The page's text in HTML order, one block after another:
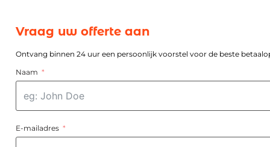
Vraag uw offerte aan
Ontvang binnen 24 uur een persoonlijk voorstel voor de beste
Naam
E-mailadres